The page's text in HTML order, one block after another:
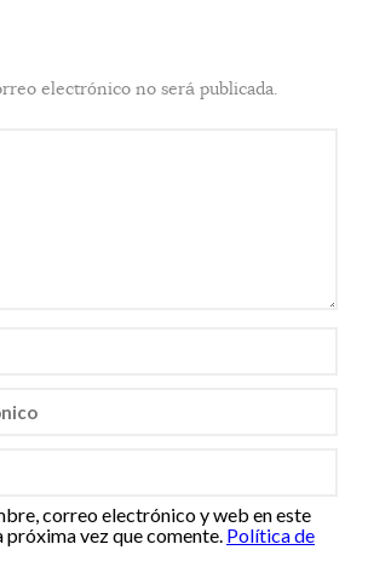
electrónico no será publicada.
correo electrónico y web en este
próxima vez que comente. Política de